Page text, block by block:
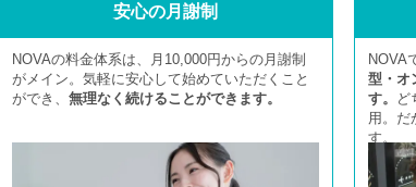
安心の月謝制
NOVAの料金体系は、月10,000円からの月謝制
がメイン。気軽に安心して始めていただくこと
ができ、無理なく続けることができます。
NOVA
型・オ
す。
ど
用。だ
す。